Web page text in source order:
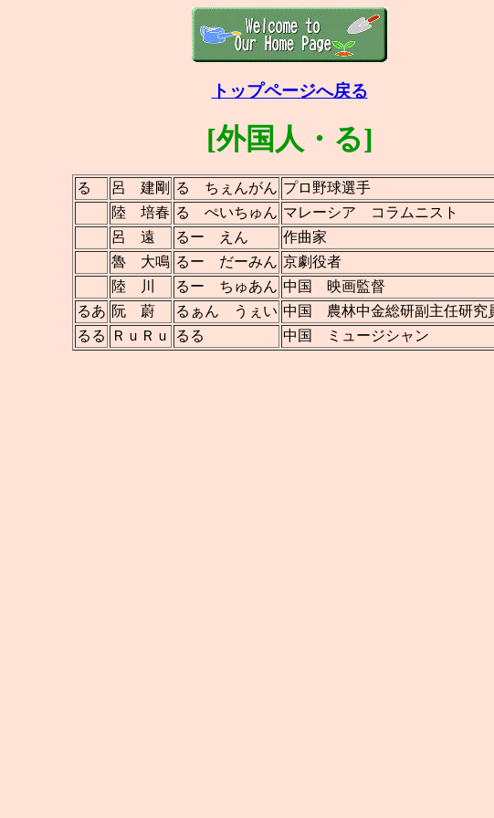
トップページへ戻る
[外国人・る]
る 呂 建剛 る ちぇんがん プロ野球選手
陸 培春 る ぺいちゅん マレーシア コラムニスト
呂 遠
るー えん
作曲家
魯 大鳴 るー だーみん 京劇役者
陸 川
るー ちゅあん 中国 映画監督
るあ 阮 蔚 るぁん うぇい 中国 農林中金総研副主任研究
るる
ＲｕＲｕ るる 中国 ミュージシャン